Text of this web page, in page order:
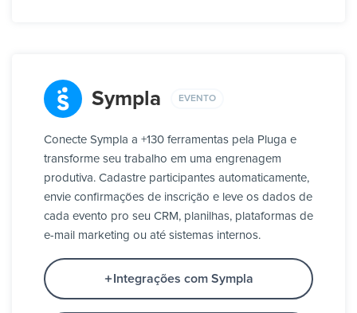
Sympla EVENTO
Conecte Sympla a +130 ferramentas pela Pluga e
transforme seu trabalho em uma engrenagem
produtiva. Cadastre participantes automaticamente,
envie confirmações de inscrição e leve os dados de
cada evento pro seu CRM, planilhas, plataformas de
e-mail marketing ou até sistemas internos.
Integrações com Sympla